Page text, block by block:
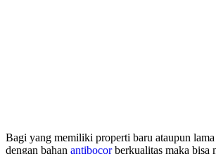
Bagi yang memiliki properti baru ataupun
dengan bahan antibocorberkualitas maka bisa